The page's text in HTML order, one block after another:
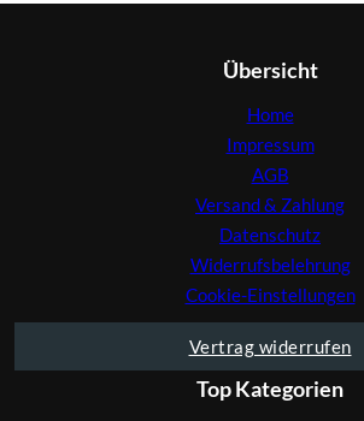
Übersicht
Home
Impressum
AGB
Versand & Zahlung
Datenschutz
Widerrufsbelehrung
Cookie-Einstellungen
Vertrag widerrufen
Top Kategorien